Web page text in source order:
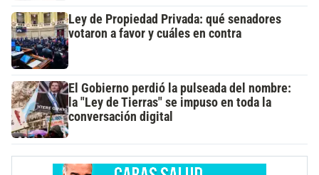
Ley de Propiedad Privada: qué senadores
votaron a favor y cuáles en contra
El Gobierno perdió la pulseada del nombre:
la "Ley de Tierras" se impuso en toda la
conversación digital